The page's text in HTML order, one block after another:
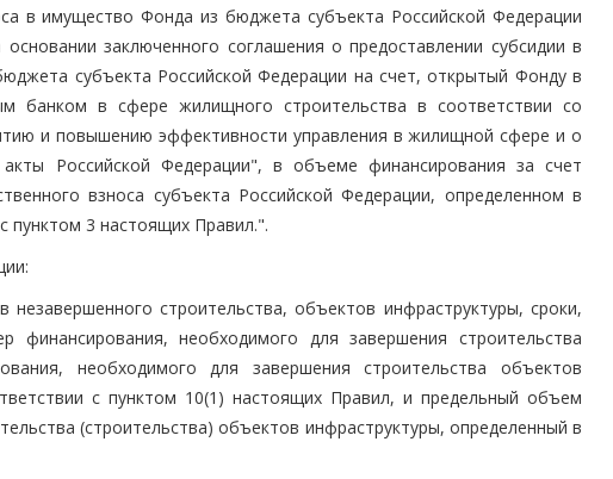
в имущество Фонда из бюджета субъекта Российской Федерации
заключенного соглашения о предоставлении субсидии в
субъекта Российской Федерации на счет, открытый Фонду в
банком в сфере жилищного строительства в соответствии со
и повышению эффективности управления в жилищной сфере и о
Российской Федерации", в объеме финансирования за счет
взноса субъекта Российской Федерации, определенном в
пунктом 3 настоящих Правил.".
строительства, объектов инфраструктуры, сроки,
финансирования, необходимого для завершения строительства
необходимого для завершения строительства объектов
с пунктом 10(1) настоящих Правил, и предельный объем
(строительства) объектов инфраструктуры, определенный в